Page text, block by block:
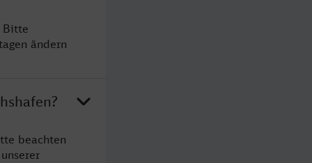
Bitte
ändern
beachten